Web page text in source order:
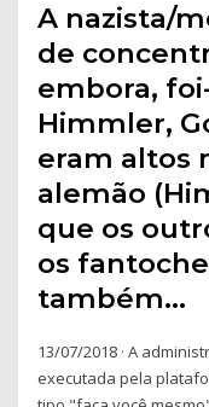
A nazista/
de
embora,
Himmler,
eram altos
alemão
que os
os
também…
13/07/2018 · A
executada pela